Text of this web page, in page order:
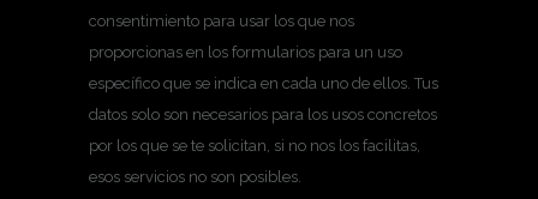
consentimiento para usar los que nos
proporcionas en los formularios para un uso
específico que se indica en cada uno de ellos. Tus
datos solo son necesarios para los usos concretos
por los que se te solicitan, si no nos los facilitas,
esos servicios no son posibles.